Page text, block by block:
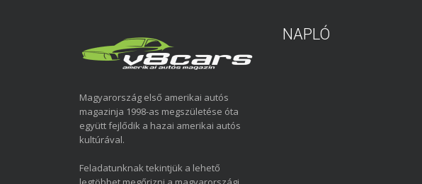
Magyarország első amerikai autós
magazinja 1998-as megszületése óta
együtt fejlődik a hazai amerikai autós
kultúrával.
Feladatunknak tekintjük a lehető
NAPLÓ